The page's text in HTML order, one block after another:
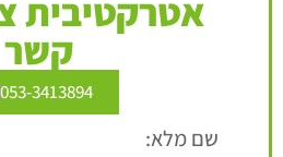
אטרקטיבית
קשר
053-3413894